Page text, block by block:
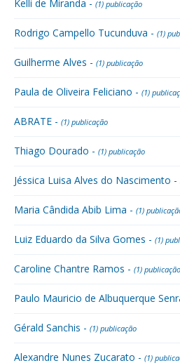
Kelli de Miranda - (1) publicação
Rodrigo Campello Tucunduva - (1)
Guilherme Alves - (1) publicação
Paula de Oliveira Feliciano - (1)
ABRATE - (1) publicação
Thiago Dourado - (1) publicação
Jéssica Luisa Alves do Nascimento -
Maria Cândida Abib Lima - (1)
Luiz Eduardo da Silva Gomes - (1)
Caroline Chantre Ramos - (1) publicação
Paulo Mauricio de Albuquerque
Gérald Sanchis - (1) publicação
Alexandre Nunes Zucarato - (1)